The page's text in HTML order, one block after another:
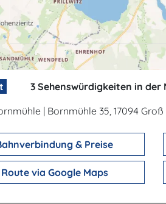
3 Sehenswürdigkeiten in der
| Bornmühle 35, 17094
& Preise
Route via Google Maps